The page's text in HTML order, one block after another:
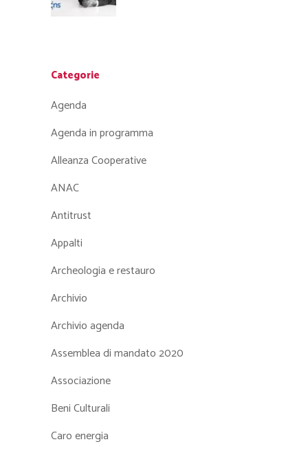
Categorie
Agenda
Agenda in programma
Alleanza Cooperative
ANAC
Antitrust
Appalti
Archeologia e restauro
Archivio
Archivio agenda
Assemblea di mandato 2020
Associazione
Beni Culturali
Caro energia